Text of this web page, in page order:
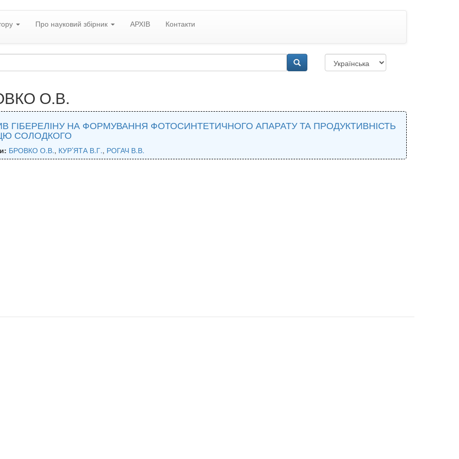
Про науковий збірник АРХІВ Контакти
О.В.
ГІБЕРЕЛІНУ НА ФОРМУВАННЯ ФОТОСИНТЕТИЧНОГО АПАРАТУ ТА ПРОДУКТИВНІСТЬ
СОЛОДКОГО
БРОВКО О.В., КУР’ЯТА В.Г., РОГАЧ В.В.